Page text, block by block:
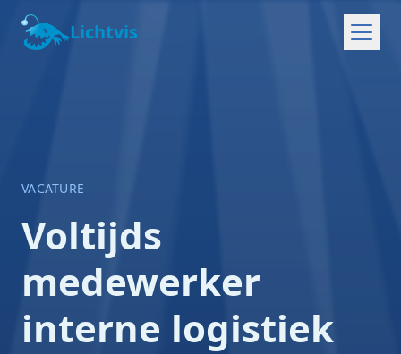
Lichtvis
VACATURE
Voltijds
medewerker
interne logistiek